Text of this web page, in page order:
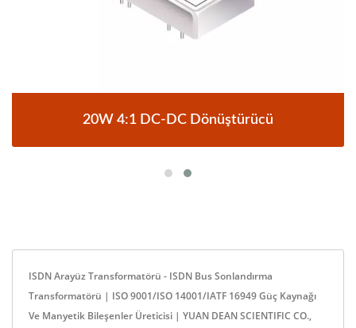
20W 4:1 DC-DC Dönüştürücü
ISDN Arayüz Transformatörü - ISDN Bus Sonlandırma
Transformatörü | ISO 9001/ISO 14001/IATF 16949 Güç Kaynağı
Ve Manyetik Bileşenler Üreticisi | YUAN DEAN SCIENTIFIC CO.,